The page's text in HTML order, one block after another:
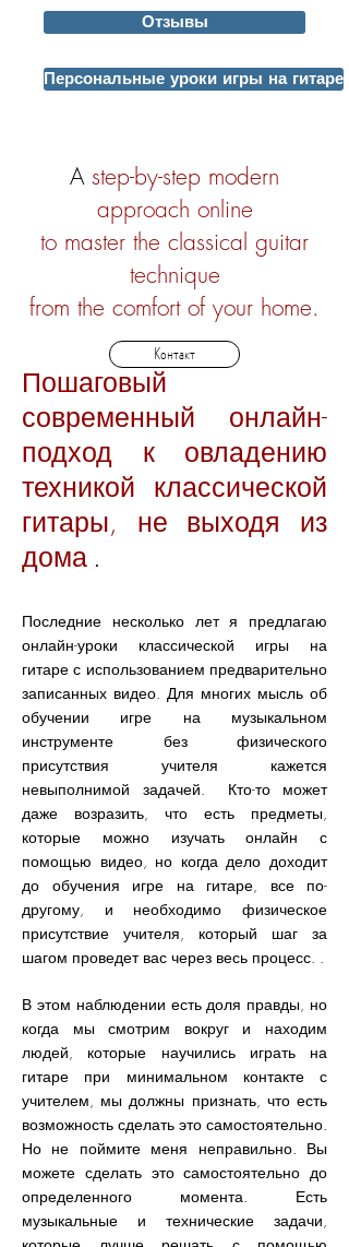
Отзывы
Персональные уроки игры на гитаре
Astep-by-step modern
approach online
to master the classical guitar
technique
from the comfort of your home.
Пошаговый
современный онлайн-
подход к овладению
техникой классической
гитары, не выходя из
дома .
Последние несколько лет я предлагаю
онлайн-уроки классической игры на
гитаре с использованием предварительно
записанных видео. Для многих мысль об
обучении игре на музыкальном
инструменте без физического
присутствия учителя кажется
невыполнимой задачей.
Кто-то может
даже возразить, что есть предметы,
которые можно изучать онлайн с
помощью видео, но когда дело доходит
до обучения игре на гитаре, все по-
другому, и необходимо физическое
присутствие учителя, который шаг за
шагом проведет вас через весь процесс. .
В этом наблюдении есть доля правды, но
когда мы смотрим вокруг и находим
людей, которые научились играть на
гитаре при минимальном контакте с
учителем, мы должны признать, что есть
возможность сделать это самостоятельно.
Но не поймите меня неправильно. Вы
можете сделать это самостоятельно до
определенного момента. Есть
музыкальные и технические задачи,
Контакт